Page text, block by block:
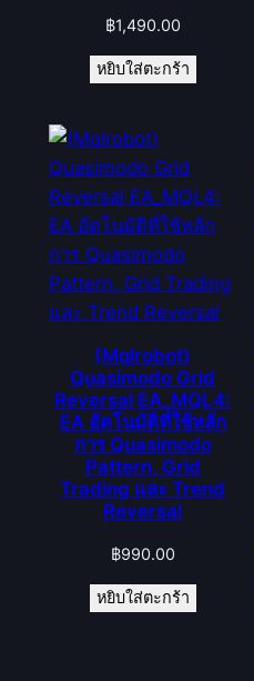
฿1,490.00
หยิบใส่ตะกร้า
(Mqlrobot)
Quasimodo Grid
Reversal EA_MQL4:
EA อัตโนมัติที่ใช้หลัก
การ Quasimodo
Pattern, Grid
Trading และ Trend
Reversal
฿990.00
หยิบใส่ตะกร้า